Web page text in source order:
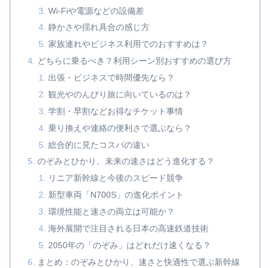
Wi-Fiや電源などの設備差
静かさや揺れ具合の感じ方
家族連れやビジネス利用でのおすすめは？
どちらに乗るべき？利用シーン別おすすめの選び方
出張・ビジネスで時間優先なら？
観光やのんびり旅に向いているのは？
学割・早割などお得なチケット事情
乗り換えや連絡の便利さで選ぶなら？
総合的に見たコスパの違い
のぞみとひかり、未来の速さはどう進化する？
リニア新幹線と今後のスピード競争
新型車両「N700S」の進化ポイント
環境性能と速さの両立は可能か？
海外展開で注目される日本の高速鉄道技術
2050年の「のぞみ」はどれだけ速くなる？
まとめ：のぞみとひかり、速さと快適性で選ぶ新幹線